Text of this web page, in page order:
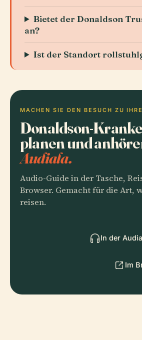
Bietet der Donaldson
an?
Ist der Standort
MACHEN SIE DEN BESUCH ZU
Donaldson-
planen und
Audiala.
Audio-Guide in der Tasche,
Browser. Gemacht für die Art,
reisen.
In der
Im